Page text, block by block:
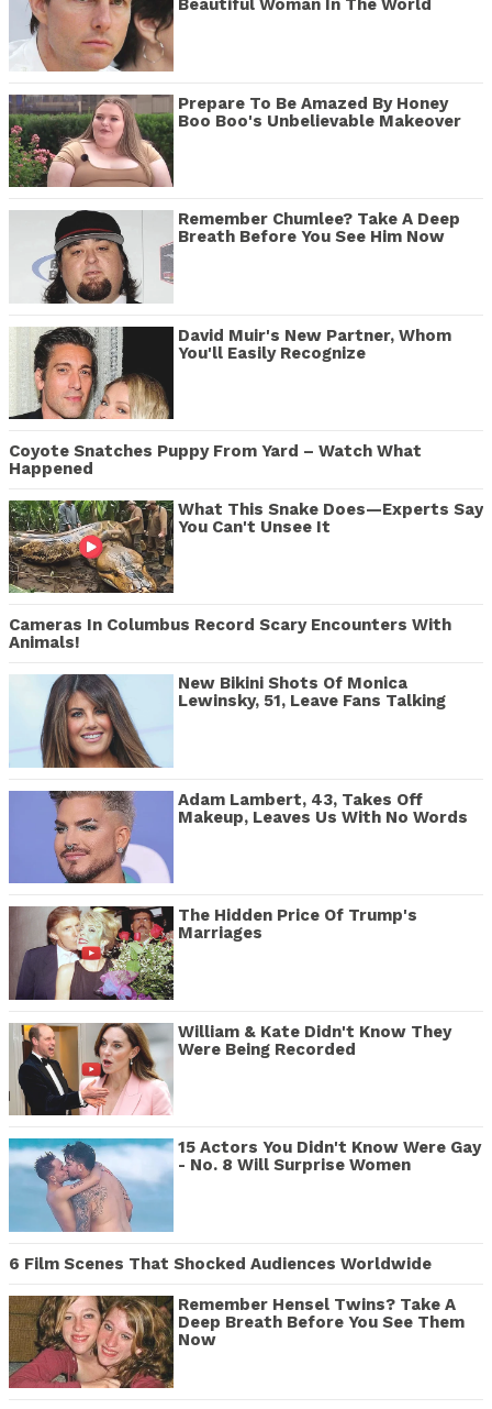
Beautiful Woman In The World
Prepare To Be Amazed By Honey
Boo Boo's Unbelievable Makeover
Remember Chumlee? Take A Deep
Breath Before You See Him Now
David Muir's New Partner, Whom
You'll Easily Recognize
Coyote Snatches Puppy From Yard – Watch What
Happened
What This Snake Does—Experts Say
You Can't Unsee It
Cameras In Columbus Record Scary Encounters With
Animals!
New Bikini Shots Of Monica
Lewinsky, 51, Leave Fans Talking
Adam Lambert, 43, Takes Off
Makeup, Leaves Us With No Words
The Hidden Price Of Trump's
Marriages
William & Kate Didn't Know They
Were Being Recorded
15 Actors You Didn't Know Were Gay
- No. 8 Will Surprise Women
6 Film Scenes That Shocked Audiences Worldwide
Remember Hensel Twins? Take A
Deep Breath Before You See Them
Now